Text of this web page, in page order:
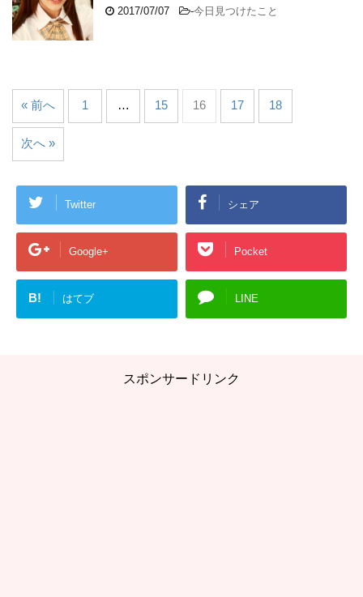
2017/07/07 -今日見つけたこと
« 前へ 1 … 15 16 17 18
次へ »
Twitter シェア
Google+ Pocket
B! はてブ LINE
スポンサードリンク